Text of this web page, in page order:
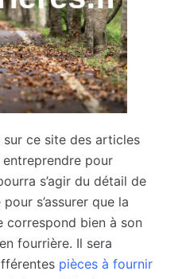
ce site des articles
entreprendre pour
s’agir du détail de
s’assurer que la
correspond bien à son
fourrière. Il sera
pièces à fournir